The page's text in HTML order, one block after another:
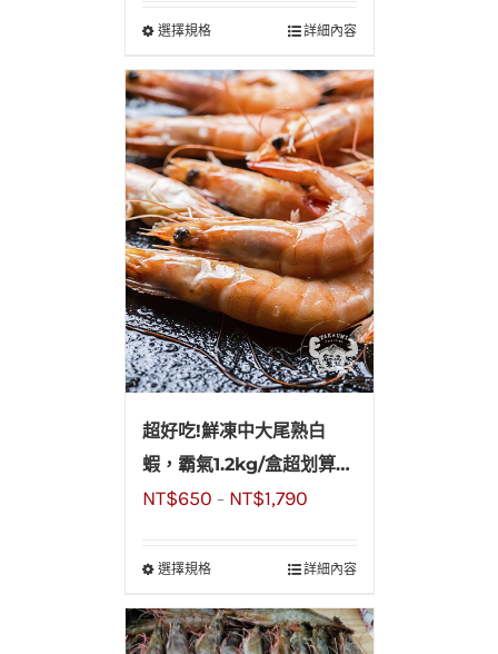
選擇規格 詳細內容
超好吃!鮮凍中大尾熟白
蝦，霸氣1.2kg/盒超划算，
五星buffet專用，送禮自
NT$650 – NT$1,790
選擇規格 詳細內容